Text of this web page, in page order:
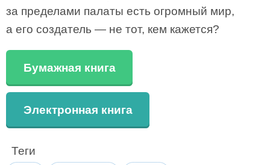
за пределами палаты есть огромный мир,
а его создатель — не тот, кем кажется?
Бумажная книга
Электронная книга
Теги